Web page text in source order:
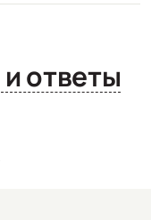
Вопросы и ответы